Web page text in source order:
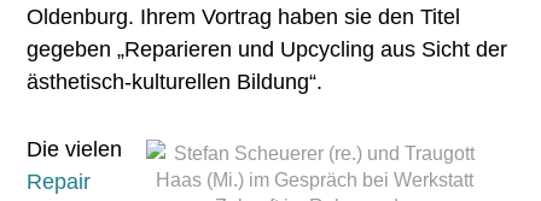
Oldenburg. Ihrem Vortrag haben sie den Titel
gegeben „Reparieren und Upcycling aus Sicht der
ästhetisch-kulturellen Bildung“.
Die vielen
Repair